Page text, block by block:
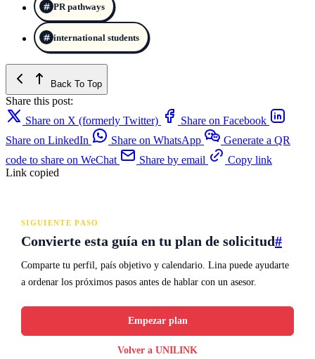
PR pathways
international students
Back To Top
Share this post:
Share on X (formerly Twitter)
Share on Facebook
Share on LinkedIn
Share on WhatsApp
Generate a QR
code to share on WeChat
Share by email
Copy link
Link copied
SIGUIENTE PASO
Convierte esta guía en tu plan de solicitud#
Comparte tu perfil, país objetivo y calendario. Lina puede ayudarte
a ordenar los próximos pasos antes de hablar con un asesor.
Empezar plan
Volver a UNILINK